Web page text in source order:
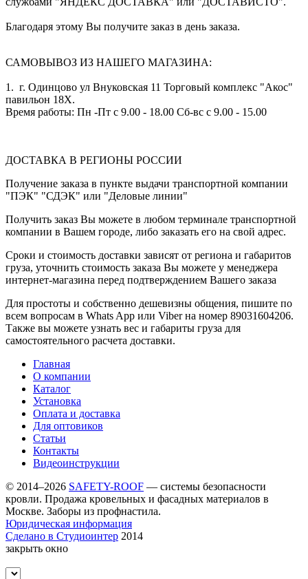
Благодаря этому Вы получите заказ в день заказа.
САМОВЫВОЗ ИЗ НАШЕГО МАГАЗИНА:
1. г. Одинцово ул Внуковская 11 Торговый комплекс "Акос"
павильон 18Х.
Время работы: Пн -Пт с 9.00 - 18.00 Сб-вс с 9.00 - 15.00
ДОСТАВКА В РЕГИОНЫ РОССИИ
Получение заказа в пункте выдачи транспортной компании
"ПЭК" "СДЭК" или "Деловые линии"
Получить заказ Вы можете в любом терминале транспортной
компании в Вашем городе, либо заказать его на свой адрес.
Сроки и стоимость доставки зависят от региона и габаритов
груза, уточнить стоимость заказа Вы можете у менеджера
интернет-магазина перед подтверждением Вашего заказа
Для простоты и собственно дешевизны общения, пишите по
всем вопросам в Whats App или Viber на номер 89031604206.
Также вы можете узнать вес и габариты груза для
самостоятельного расчета доставки.
Главная
О компании
Каталог
Установка
Оплата и доставка
Для оптовиков
Статьи
Контакты
Видеоинструкции
© 2014–2026 SAFETY-ROOF — системы безопасности
кровли. Продажа кровельных и фасадных материалов в
Москве. Заборы из профнастила.
Юридическая информация
Сделано в Студиоинтер 2014
закрыть окно